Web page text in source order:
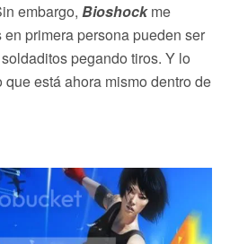
embargo, Bioshockme
primera persona pueden ser
pegando tiros. Y lo
está ahora mismo dentro de